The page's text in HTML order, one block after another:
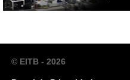
© EITB - 2026